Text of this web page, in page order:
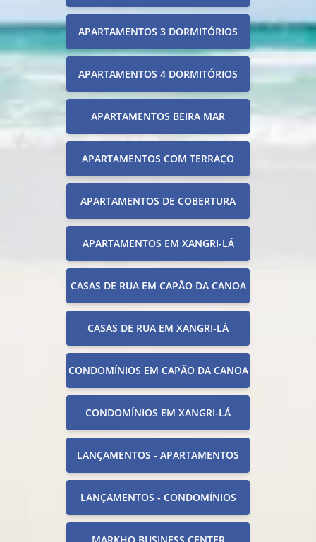
APARTAMENTOS 3 DORMITÓRIOS
APARTAMENTOS 4 DORMITÓRIOS
APARTAMENTOS BEIRA MAR
APARTAMENTOS COM TERRAÇO
APARTAMENTOS DE COBERTURA
APARTAMENTOS EM XANGRI-LÁ
CASAS DE RUA EM CAPÃO DA CANOA
CASAS DE RUA EM XANGRI-LÁ
CONDOMÍNIOS EM CAPÃO DA CANOA
CONDOMÍNIOS EM XANGRI-LÁ
LANÇAMENTOS - APARTAMENTOS
LANÇAMENTOS - CONDOMÍNIOS